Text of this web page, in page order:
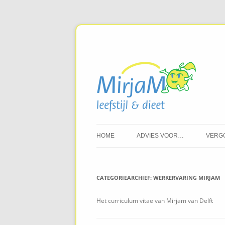
HOME ADVIES VOOR…
KIND EN OVERGEWICHT
JONGEREN
CATEGORIEARCHIEF: WERKERVARING MIRJAM
Het curriculum vitae van Mirjam van Delft